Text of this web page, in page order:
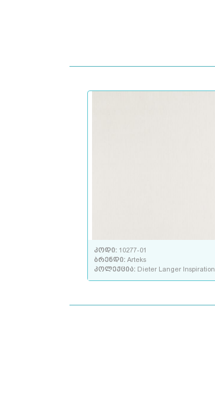
კოდი: 10277-01
ბრენდი: Arteks
კოლექცია: Dieter Langer Inspiration